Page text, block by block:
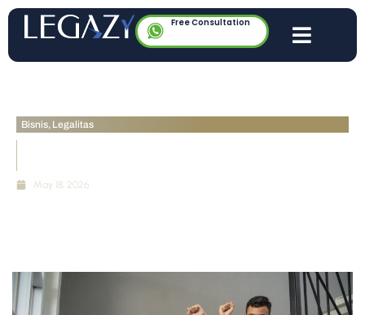
Free Consultation
Bisnis, Legalitas
May 18, 2026